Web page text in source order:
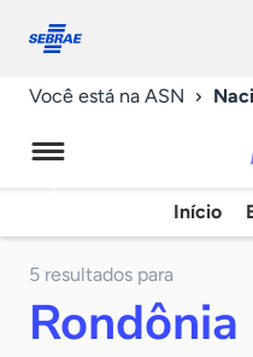
conosco
Você está na ASN
Início
5 resultados para
Rondônia